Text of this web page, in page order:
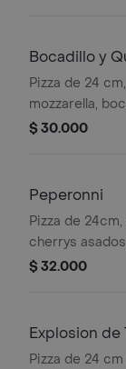
crujientes
Bocadillo y
Pizza de 24
mozzarella,
4 porciones.
$ 30.000
Peperonni
Pizza de
cherrys
porciones.
$ 32.000
Explosion de
Pizza de 24